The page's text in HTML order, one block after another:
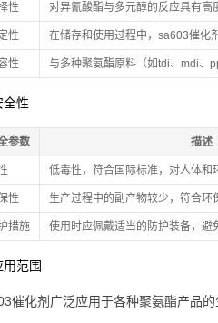
性 对异氰酸酯与多元醇的反应具有高
性 在储存和使用过程中，sa603催化
性 与多种聚氨酯原料（如tdi、mdi、
全性
参数 描述
低毒性，符合国际标准，对人体和
性 生产过程中的副产物较少，符合环
措施 使用时应佩戴适当的防护装备，避
范围
催化剂广泛应用于各种聚氨酯产品的